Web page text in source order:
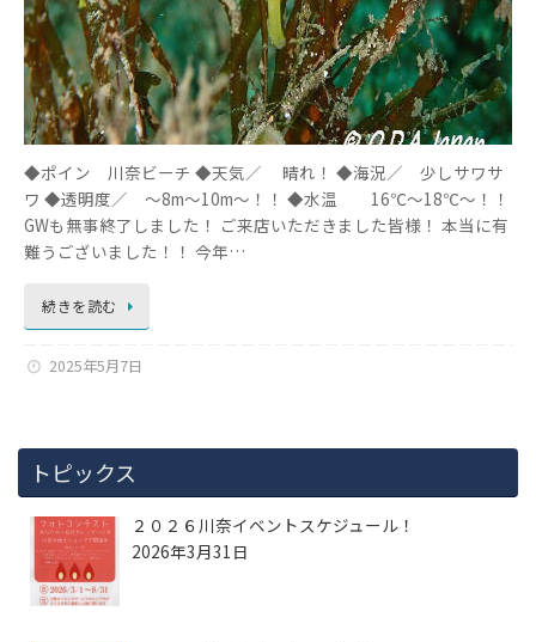
◆ポイン 川奈ビーチ ◆天気／ 晴れ！ ◆海況／ 少しサワサ
ワ ◆透明度／ ～8m～10m～！！ ◆水温 16℃～18℃～！！
GWも無事終了しました！ ご来店いただきました皆様！ 本当に有
難うございました！！ 今年…
続きを読む
2025年5月7日
トピックス
２０２６川奈イベントスケジュール！
2026年3月31日